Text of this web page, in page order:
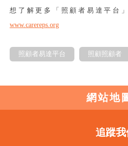
想了解更多「照顧者易達平台
www.carereps.org
照顧者易達平台 照顧照顧者
網站地
追蹤我